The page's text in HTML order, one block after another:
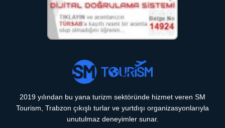
2019 yılından bu yana turizm sektöründe hizmet veren SM
Tourism, Trabzon çıkışlı turlar ve yurtdışı organizasyonlarıyla
unutulmaz deneyimler sunar.